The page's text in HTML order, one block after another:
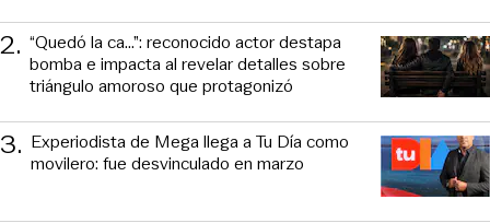
2. “Quedó la ca...”: reconocido actor destapa
bomba e impacta al revelar detalles sobre
triángulo amoroso que protagonizó
3. Experiodista de Mega llega a Tu Día como
movilero: fue desvinculado en marzo